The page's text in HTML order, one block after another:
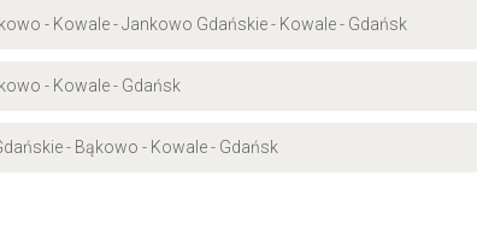
- Kowale - Jankowo Gdańskie - Kowale - Gdańsk
- Kowale - Gdańsk
- Bąkowo - Kowale - Gdańsk